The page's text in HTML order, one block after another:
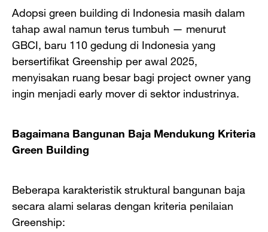
Adopsi green building di Indonesia masih dalam
tahap awal namun terus tumbuh — menurut
GBCI, baru 110 gedung di Indonesia yang
bersertifikat Greenship per awal 2025,
menyisakan ruang besar bagi project owner yang
ingin menjadi early mover di sektor industrinya.
Bagaimana Bangunan Baja Mendukung Kriteria
Green Building
Beberapa karakteristik struktural bangunan baja
secara alami selaras dengan kriteria penilaian
Greenship: